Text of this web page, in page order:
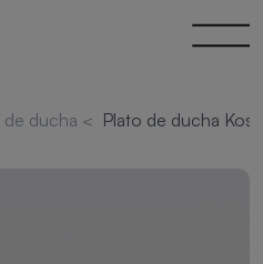
de ducha < Plato de ducha Kos